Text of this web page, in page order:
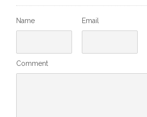
Name Email
Comment